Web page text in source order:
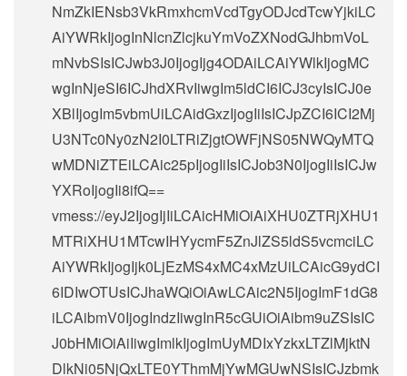
NmZkIENsb3VkRmxhcmVcdTgyODJcdTcwYjkiLC
AiYWRkIjogInNlcnZlcjkuYmVoZXNodGJhbmVoL
mNvbSIsICJwb3J0IjogIjg4ODAiLCAiYWlkIjogMC
wgInNjeSI6ICJhdXRvIiwgIm5ldCI6ICJ3cyIsICJ0e
XBlIjogIm5vbmUiLCAidGxzIjogIiIsICJpZCI6ICI2Mj
U3NTc0Ny0zN2I0LTRiZjgtOWFjNS05NWQyMTQ
wMDNiZTEiLCAic25pIjogIiIsICJob3N0IjogIiIsICJw
YXRoIjogIi8ifQ==
vmess://eyJ2IjogIjIiLCAicHMiOiAiXHU0ZTRjXHU1
MTRiXHU1MTcwIHYycmF5ZnJlZS5ldS5vcmciLC
AiYWRkIjogIjk0LjEzMS4xMC4xMzUiLCAicG9ydCI
6IDIwOTUsICJhaWQiOiAwLCAic2N5IjogImF1dG8
iLCAibmV0IjogIndzIiwgInR5cGUiOiAibm9uZSIsIC
J0bHMiOiAiIiwgImlkIjogImUyMDIxYzkxLTZlMjktN
DlkNi05NjQxLTE0YThmMjYwMGUwNSIsICJzbmk